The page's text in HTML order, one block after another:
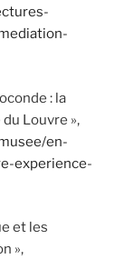
: la
Louvre »,
en-
experience-
et les
»,